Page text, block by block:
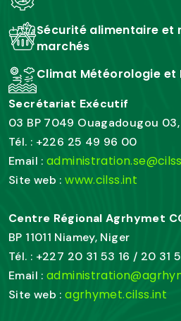
Sécurité alimentaire et
marchés
Climat Météorologie et
Secrétariat Exécutif
03 BP 7049 Ouagadougou 03,
Tél. : +226 25 49 96 00
Email :
Site web :www.cilss.int
Centre Régional Agrhymet
BP 11011 Niamey, Niger
Tél. : +227 20 31 53 16 / 20 31
Email :
Site web :agrhymet.cilss.int